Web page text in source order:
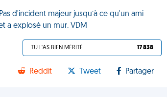
d'incident majeur jusqu’à ce qu'un ami
a explosé un mur. VDM
TU L'AS BIEN MÉRITÉ 17 838
Reddit Tweet Partager